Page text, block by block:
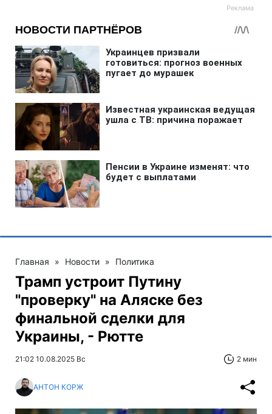
Главная » Новости » Политика
Трамп устроит Путину
"проверку" на Аляске без
финальной сделки для
Украины, - Рютте
21:02 10.08.2025 Вс 2 мин
АНТОН КОРЖ